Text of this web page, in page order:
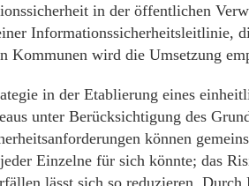
in der öffentlichen
Informationssicherheitsleitlinie,
Kommunen wird die Umsetzung
in der Etablierung eines
unter Berücksichtigung des
können
Einzelne für sich könnte; das
lässt sich so reduzieren. Durch